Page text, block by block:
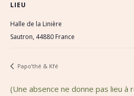
LIEU
Halle de la Linière
Sautron, 44880 France
Papo’thé & Kfé
(Une absence ne donne pas lieu à